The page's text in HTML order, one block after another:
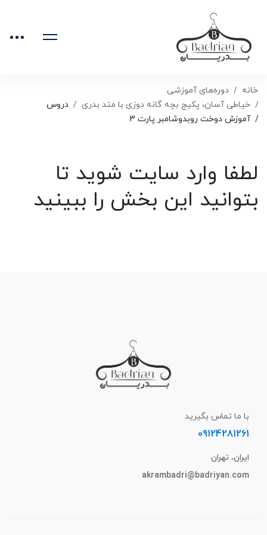
خانه
دوره‌های آموزشی
خیاطی آسان، پکیج بچه گانه دوزی با متد بدری
دروس
آموزش دوخت روبدوشامبر پارت 3
لطفا وارد سایت شوید تا
بتوانید این بخش را ببینید
با ما تماس بگیرید
09124281261
ایران، تهران
akrambadri@badriyan.com